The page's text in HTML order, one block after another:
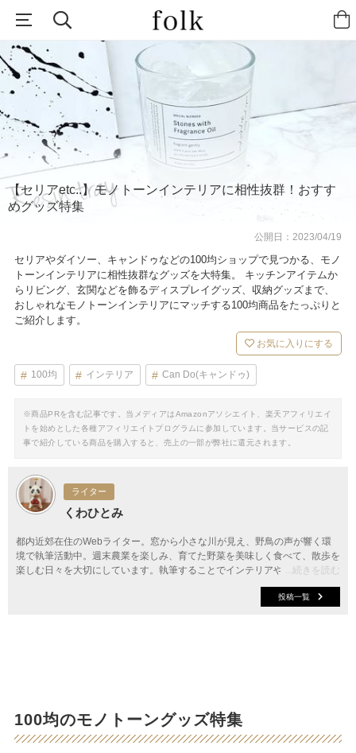
【セリアetc..】モノトーンインテリアに相性抜群！おすす
めグッズ特集
公開日：2023/04/19
セリアやダイソー、キャンドゥなどの100均ショップで見つかる、モノ
トーンインテリアに相性抜群なグッズを大特集。 キッチンアイテムか
らリビング、玄関などを飾るディスプレイグッズ、収納グッズまで、
おしゃれなモノトーンインテリアにマッチする100均商品をたっぷりと
ご紹介します。
お気に入りにする
100均 インテリア Can Do(キャンドゥ)
※商品PRを含む記事です。当メディアはAmazonアソシエイト、楽天アフィリエイ
トを始めとした各種アフィリエイトプログラムに参加しています。当サービスの記
事で紹介している商品を購入すると、売上の一部が弊社に還元されます。
ライター
くわひとみ
...続きを読む
都内近郊在住のWebライター。窓から小さな川が見え、野鳥の声が響く環
境で執筆活動中。週末農業を楽しみ、育てた野菜を美味しく食べて、散歩を
楽しむ日々を大切にしています。執筆することでインテリアやファッショ
ン、料理など、新しい情報やアイデアを知り、お伝えできることに幸せを感
投稿一覧
100均のモノトーングッズ特集